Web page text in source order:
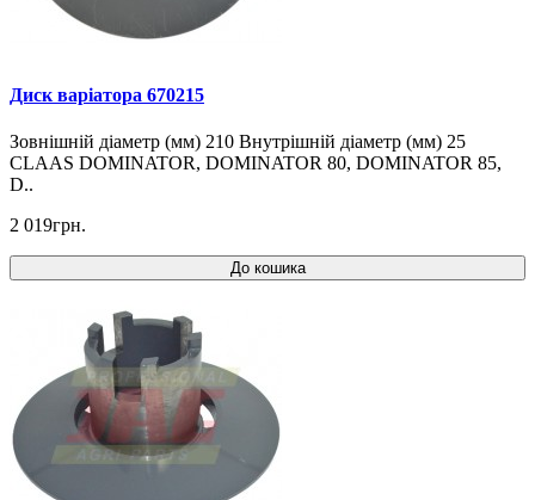
Диск варіатора 670215
Зовнішній діаметр (мм) 210 Внутрішній діаметр (мм) 25
CLAAS DOMINATOR, DOMINATOR 80, DOMINATOR 85,
D..
2 019грн.
До кошика